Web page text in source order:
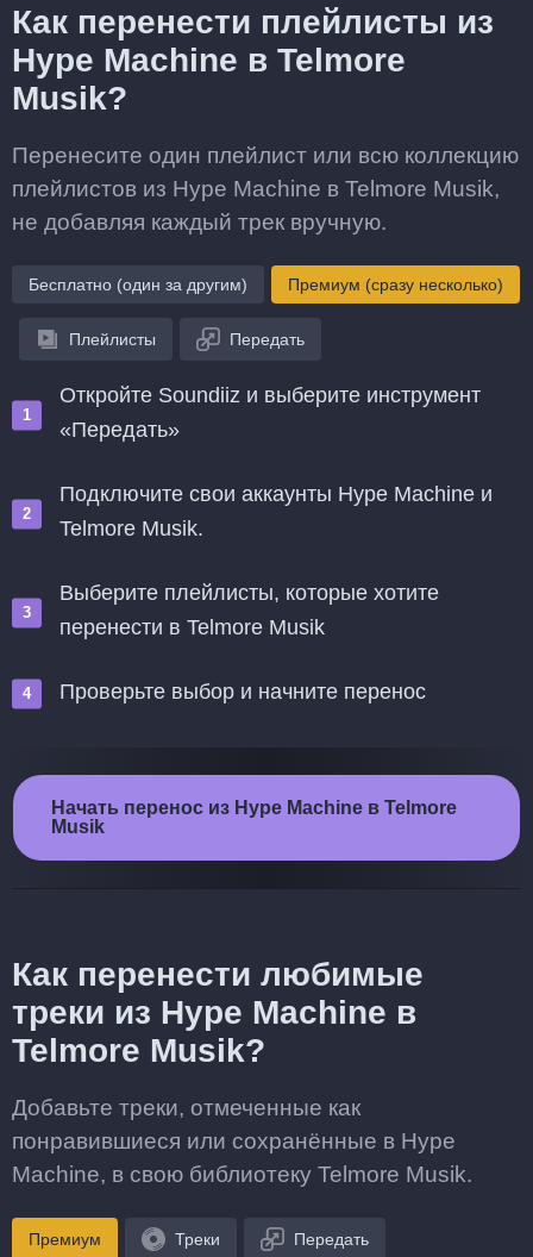
Как перенести плейлисты из
Hype Machine в Telmore
Musik?
Перенесите один плейлист или всю коллекцию
плейлистов из Hype Machine в Telmore Musik,
не добавляя каждый трек вручную.
Бесплатно (один за другим) Премиум (сразу несколько)
Плейлисты Передать
Откройте Soundiiz и выберите инструмент
«Передать»
Подключите свои аккаунты Hype Machine и
Telmore Musik.
Выберите плейлисты, которые хотите
перенести в Telmore Musik
Проверьте выбор и начните перенос
Начать перенос из Hype Machine в Telmore
Musik
Как перенести любимые
треки из Hype Machine в
Telmore Musik?
Добавьте треки, отмеченные как
понравившиеся или сохранённые в Hype
Machine, в свою библиотеку Telmore Musik.
Премиум Треки Передать